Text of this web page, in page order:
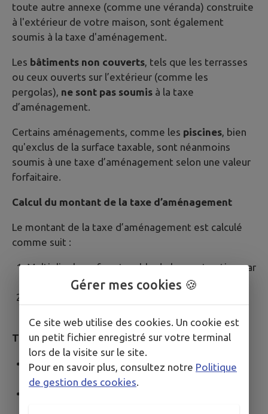
toute autre annexe (comme une véranda) construite
à l'extérieur de votre maison, sont également
soumis à la taxe d'aménagement.
Les bâtiments non couverts, tels que les terrasses
ou ceux ouverts sur l’extérieur (comme les
pergolas), ne sont pas soumis à la taxe
d’aménagement.
Certains aménagements, comme les piscines, bien
qu'exclus de la surface taxable, sont néanmoins
soumis à une taxe d’aménagement selon une valeur
forfaitaire.
Calcul du montant de la taxe d’aménagement
Le montant de la taxe d’aménagement est calculé
comme suit :
Multiplier la surface taxable de la construction par
la valeur annuelle au m².
Tarifs applicables :
La commune de Lantéfontaine
n'a pas instauré
de taxe d'aménagement.
Gérer mes cookies 🍪
Ce site web utilise des cookies. Un cookie est
un petit fichier enregistré sur votre terminal
lors de la visite sur le site.
Pour en savoir plus, consultez notre Politique
de gestion des cookies